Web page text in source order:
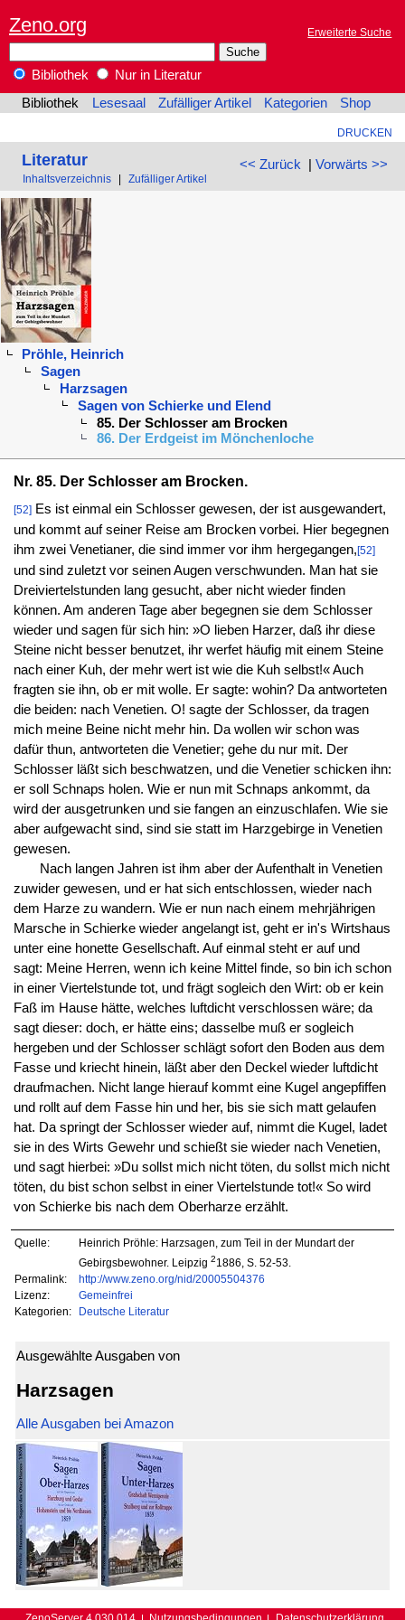
Zeno.org Erweiterte Suche
Bibliothek
Nur in Literatur
Bibliothek
Lesesaal Zufälliger Artikel Kategorien Shop
DRUCKEN
<< Zurück | Vorwärts >>
Literatur
Inhaltsverzeichnis Zufälliger Artikel
Pröhle, Heinrich
Sagen
Harzsagen
Sagen von Schierke und Elend
85. Der Schlosser am Brocken
86. Der Erdgeist im Mönchenloche
Nr. 85. Der Schlosser am Brocken.
[52]Es ist einmal ein Schlosser gewesen, der ist ausgewandert,
und kommt auf seiner Reise am Brocken vorbei. Hier begegnen
ihm zwei Venetianer, die sind immer vor ihm hergegangen,[52]
und sind zuletzt vor seinen Augen verschwunden. Man hat sie
Dreiviertelstunden lang gesucht, aber nicht wieder finden
können. Am anderen Tage aber begegnen sie dem Schlosser
wieder und sagen für sich hin: »O lieben Harzer, daß ihr diese
Steine nicht besser benutzet, ihr werfet häufig mit einem Steine
nach einer Kuh, der mehr wert ist wie die Kuh selbst!« Auch
fragten sie ihn, ob er mit wolle. Er sagte: wohin? Da antworteten
die beiden: nach Venetien. O! sagte der Schlosser, da tragen
mich meine Beine nicht mehr hin. Da wollen wir schon was
dafür thun, antworteten die Venetier; gehe du nur mit. Der
Schlosser läßt sich beschwatzen, und die Venetier schicken ihn:
er soll Schnaps holen. Wie er nun mit Schnaps ankommt, da
wird der ausgetrunken und sie fangen an einzuschlafen. Wie sie
aber aufgewacht sind, sind sie statt im Harzgebirge in Venetien
gewesen.
Nach langen Jahren ist ihm aber der Aufenthalt in Venetien
zuwider gewesen, und er hat sich entschlossen, wieder nach
dem Harze zu wandern. Wie er nun nach einem mehrjährigen
Marsche in Schierke wieder angelangt ist, geht er in's Wirtshaus
unter eine honette Gesellschaft. Auf einmal steht er auf und
sagt: Meine Herren, wenn ich keine Mittel finde, so bin ich schon
in einer Viertelstunde tot, und frägt sogleich den Wirt: ob er kein
Faß im Hause hätte, welches luftdicht verschlossen wäre; da
sagt dieser: doch, er hätte eins; dasselbe muß er sogleich
hergeben und der Schlosser schlägt sofort den Boden aus dem
Fasse und kriecht hinein, läßt aber den Deckel wieder luftdicht
draufmachen. Nicht lange hierauf kommt eine Kugel angepfiffen
und rollt auf dem Fasse hin und her, bis sie sich matt gelaufen
hat. Da springt der Schlosser wieder auf, nimmt die Kugel, ladet
sie in des Wirts Gewehr und schießt sie wieder nach Venetien,
und sagt hierbei: »Du sollst mich nicht töten, du sollst mich nicht
töten, du bist schon selbst in einer Viertelstunde tot!« So wird
von Schierke bis nach dem Oberharze erzählt.
Quelle:
Heinrich Pröhle: Harzsagen, zum Teil in der Mundart der
Gebirgsbewohner. Leipzig 21886, S. 52-53.
Permalink:
http://www.zeno.org/nid/20005504376
Lizenz:
Gemeinfrei
Kategorien:
Deutsche Literatur
Ausgewählte Ausgaben von
Harzsagen
Alle Ausgaben bei Amazon
ZenoServer 4.030.014 Nutzungsbedingungen Datenschutzerklärung